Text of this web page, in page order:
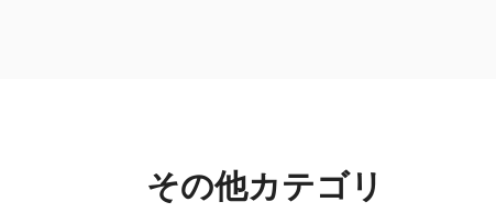
その他カテゴリ